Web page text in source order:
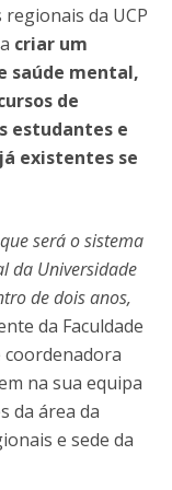
da UCP
criar um
saúde mental,
de
estudantes e
existentes se
será o sistema
da Universidade
de dois anos,
da Faculdade
coordenadora
na sua equipa
da área da
e sede da